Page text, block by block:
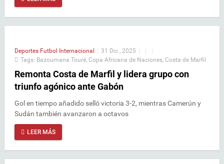
Deportes Futbol Internacional 31 Dic , 2025
Tags: Bazoumana Touré, Copa Africana de Naciones, Costa de Marfil
Remonta Costa de Marfil y lidera grupo con
triunfo agónico ante Gabón
Gol en tiempo añadido selló victoria 3-2, mientras Camerún y
Sudán también avanzaron a octavos
LEER MÁS